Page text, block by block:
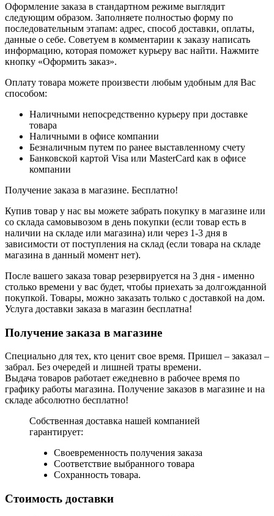
Оформление заказа в стандартном режиме выглядит
следующим образом. Заполняете полностью форму по
последовательным этапам: адрес, способ доставки, оплаты,
данные о себе. Советуем в комментарии к заказу написать
информацию, которая поможет курьеру вас найти. Нажмите
кнопку «Оформить заказ».
Оплату товара можете произвести любым удобным для Вас
способом:
Наличными непосредственно курьеру при доставке
товара
Наличными в офисе компании
Безналичным путем по ранее выставленному счету
Банковской картой Visa или MasterCard как в офисе
компании
Получение заказа в магазине. Бесплатно!
Купив товар у нас вы можете забрать покупку в магазине или
со склада самовывозом в день покупки (если товар есть в
наличии на складе или магазина) или через 1-3 дня в
зависимости от поступления на склад (если товара на складе
магазина в данный момент нет).
После вашего заказа товар резервируется на 3 дня - именно
столько времени у вас будет, чтобы приехать за долгожданной
покупкой. Товары, можно заказать только с доставкой на дом.
Услуга доставки заказа в магазин бесплатна!
Получение заказа в магазине
Специально для тех, кто ценит свое время. Пришел – заказал –
забрал. Без очередей и лишней траты времени.
Выдача товаров работает ежедневно в рабочее время по
графику работы магазина. Получение заказов в магазине и на
складе абсолютно бесплатно!
Собственная доставка нашей компанией
гарантирует:
Своевременность получения заказа
Соответствие выбранного товара
Сохранность товара.
Стоимость доставки